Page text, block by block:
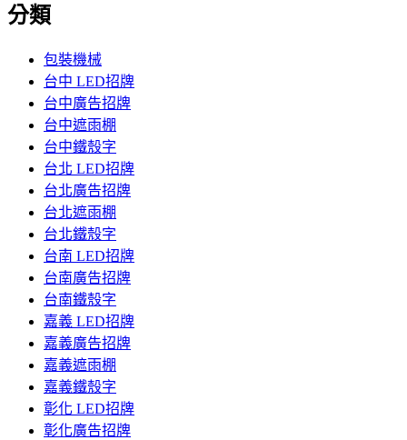
分類
包裝機械
台中 LED招牌
台中廣告招牌
台中遮雨棚
台中鐵殼字
台北 LED招牌
台北廣告招牌
台北遮雨棚
台北鐵殼字
台南 LED招牌
台南廣告招牌
台南鐵殼字
嘉義 LED招牌
嘉義廣告招牌
嘉義遮雨棚
嘉義鐵殼字
彰化 LED招牌
彰化廣告招牌